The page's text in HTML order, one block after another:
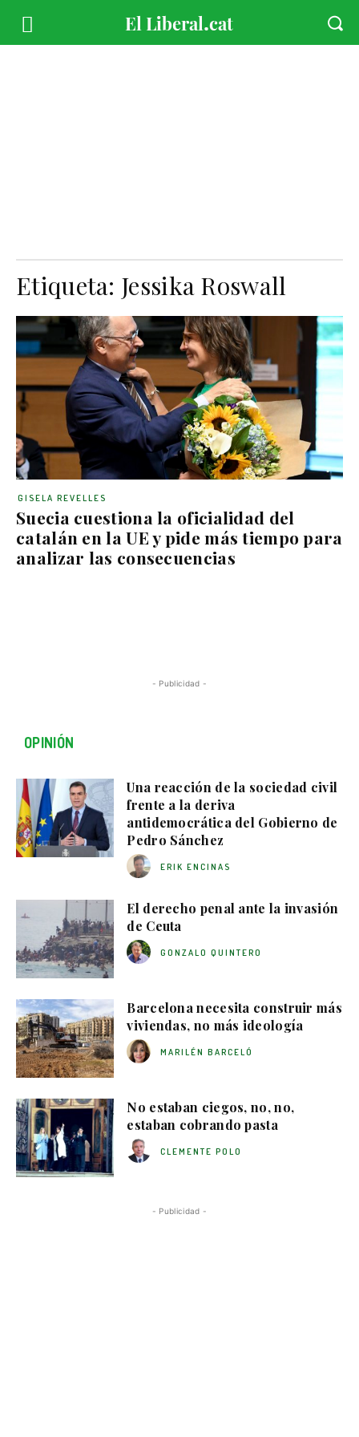
Etiqueta: Jessika Roswall
Suecia cuestiona la oficialidad del
catalán en la UE y pide más tiempo para
analizar las consecuencias
GISELA REVELLES
- Publicidad -
OPINIÓN
Una reacción de la sociedad civil
frente a la deriva
antidemocrática del Gobierno de
Pedro Sánchez
ERIK ENCINAS
El derecho penal ante la invasión
de Ceuta
GONZALO QUINTERO
Barcelona necesita construir más
viviendas, no más ideología
MARILÉN BARCELÓ
No estaban ciegos, no, no,
estaban cobrando pasta
CLEMENTE POLO
- Publicidad -